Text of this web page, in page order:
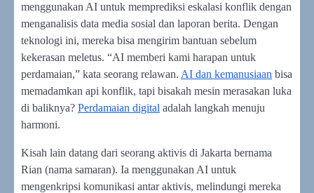
menggunakan AI untuk memprediksi eskalasi konflik dengan
menganalisis data media sosial dan laporan berita. Dengan
teknologi ini, mereka bisa mengirim bantuan sebelum
kekerasan meletus. “AI memberi kami harapan untuk
perdamaian,” kata seorang relawan. AI dan kemanusiaan bisa
memadamkan api konflik, tapi bisakah mesin merasakan luka
di baliknya? Perdamaian digital adalah langkah menuju
harmoni.
Kisah lain datang dari seorang aktivis di Jakarta bernama
Rian (nama samaran). Ia menggunakan AI untuk
mengenkripsi komunikasi antar aktivis, melindungi mereka